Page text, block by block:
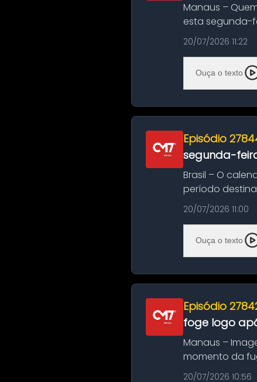
Manaus –
esta segunda-
história das ...
20/07/2026 11:22
Ouça o texto
Episódio
segunda-
Brasil – O
período
oficializa...
20/07/2026 11:00
Ouça o texto
Episódio
foge logo
Manaus –
momento da
noite deste
20/07/2026 10:56